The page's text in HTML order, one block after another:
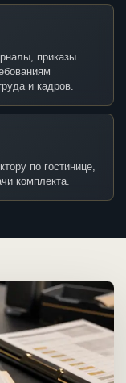
приказы
и кадров.
по гостинице,
комплекта.